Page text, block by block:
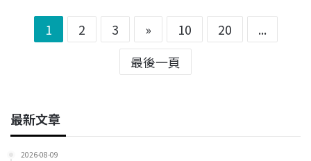
1 2 3 » 10 20
...
最後一頁
最新文章
2026-08-09